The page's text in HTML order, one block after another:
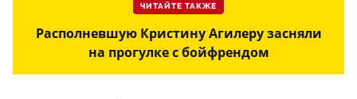
ЧИТАЙТЕ ТАКЖЕ
Располневшую Кристину Агилеру засняли
на прогулке с бойфрендом